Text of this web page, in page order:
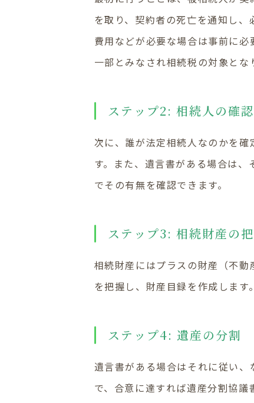
を取り、契約者の死亡を通知し
費用などが必要な場合は事前に
一部とみなされ相続税の対象とな
ステップ2: 相続人の確
次に、誰が法定相続人なのかを
す。また、遺言書がある場合は
でその有無を確認できます。
ステップ3: 相続財産の
相続財産にはプラスの財産（不
を把握し、財産目録を作成します
ステップ4: 遺産の分割
遺言書がある場合はそれに従い
で、合意に達すれば遺産分割協議